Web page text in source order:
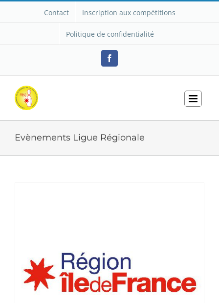
Contact Inscription aux compétitions
Politique de confidentialité
Facebook
Evènements Ligue Régionale